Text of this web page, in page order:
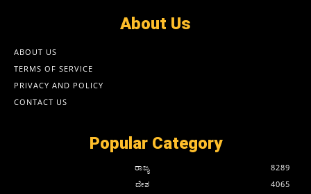
About Us
ABOUT US
TERMS OF SERVICE
PRIVACY AND POLICY
CONTACT US
Popular Category
ರಾಜ್ಯ
8289
ದೇಶ
4065